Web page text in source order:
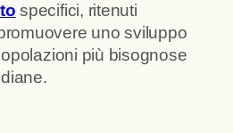
specifici, ritenuti
uno sviluppo
più bisognose